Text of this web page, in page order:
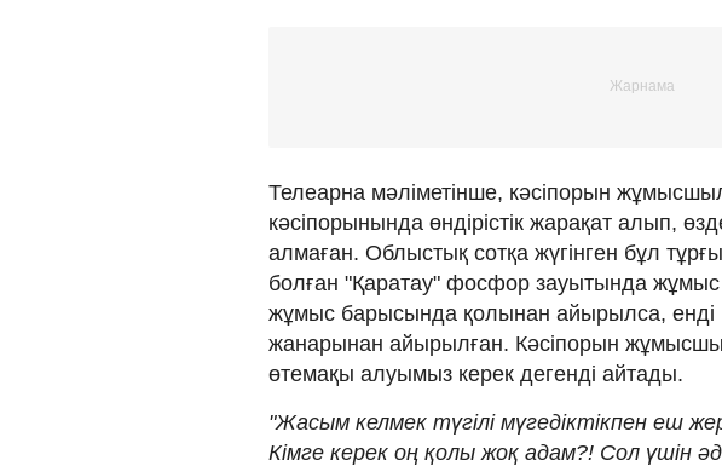
Телеарна мәліметінше, кәсіпорын
кәсіпорынында өндірістік жарақат алып,
алмаған. Облыстық сотқа жүгінген бұл
болған "Қаратау" фосфор зауытында жұмыс
жұмыс барысында қолынан айырылса, енді
жанарынан айырылған. Кәсіпорын
өтемақы алуымыз керек дегенді айтады.
"Жасым келмек түгілі мүгедіктікпен еш
Кімге керек оң қолы жоқ адам?! Сол үшін